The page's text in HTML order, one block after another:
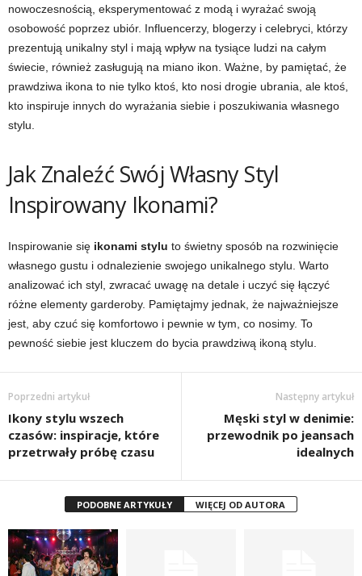
nowoczesnością, eksperymentować z modą i wyrażać swoją
osobowość poprzez ubiór. Influencerzy, blogerzy i celebryci, którzy
prezentują unikalny styl i mają wpływ na tysiące ludzi na całym
świecie, również zasługują na miano ikon. Ważne, by pamiętać, że
prawdziwa ikona to nie tylko ktoś, kto nosi drogie ubrania, ale ktoś,
kto inspiruje innych do wyrażania siebie i poszukiwania własnego
stylu.
Jak Znaleźć Swój Własny Styl
Inspirowany Ikonami?
Inspirowanie się ikonami stylu to świetny sposób na rozwinięcie
własnego gustu i odnalezienie swojego unikalnego stylu. Warto
analizować ich styl, zwracać uwagę na detale i uczyć się łączyć
różne elementy garderoby. Pamiętajmy jednak, że najważniejsze
jest, aby czuć się komfortowo i pewnie w tym, co nosimy. To
pewność siebie jest kluczem do bycia prawdziwą ikoną stylu.
Poprzedni artykuł
Ikony stylu wszech
czasów: inspiracje, które
przetrwały próbę czasu
Następny artykuł
Męski styl w denimie:
przewodnik po jeansach
idealnych
PODOBNE ARTYKUŁY WIĘCEJ OD AUTORA